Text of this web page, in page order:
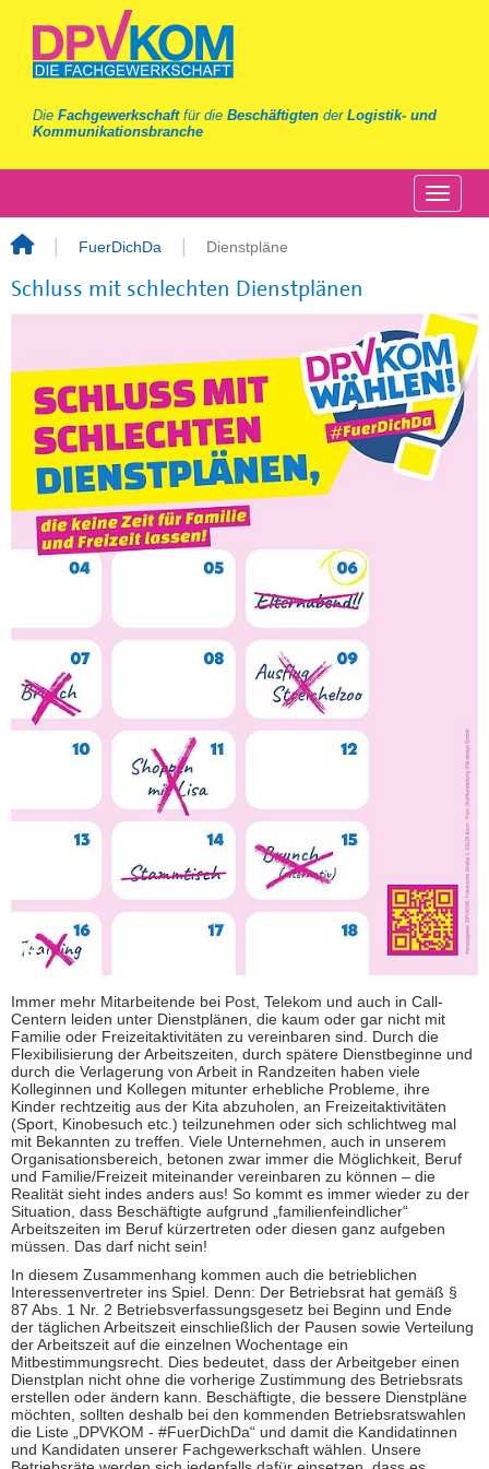
Die Fachgewerkschaftfür die Beschäftigten der Logistik- und
Kommunikationsbranche
FuerDichDa Dienstpläne
Schluss mit schlechten Dienstplänen
Immer mehr Mitarbeitende bei Post, Telekom und auch in Call-
Centern leiden unter Dienstplänen, die kaum oder gar nicht mit
Familie oder Freizeitaktivitäten zu vereinbaren sind. Durch die
Flexibilisierung der Arbeitszeiten, durch spätere Dienstbeginne und
durch die Verlagerung von Arbeit in Randzeiten haben viele
Kolleginnen und Kollegen mitunter erhebliche Probleme, ihre
Kinder rechtzeitig aus der Kita abzuholen, an Freizeitaktivitäten
(Sport, Kinobesuch etc.) teilzunehmen oder sich schlichtweg mal
mit Bekannten zu treffen. Viele Unternehmen, auch in unserem
Organisationsbereich, betonen zwar immer die Möglichkeit, Beruf
und Familie/Freizeit miteinander vereinbaren zu können – die
Realität sieht indes anders aus! So kommt es immer wieder zu der
Situation, dass Beschäftigte aufgrund „familienfeindlicher“
Arbeitszeiten im Beruf kürzertreten oder diesen ganz aufgeben
müssen. Das darf nicht sein!
In diesem Zusammenhang kommen auch die betrieblichen
Interessenvertreter ins Spiel. Denn: Der Betriebsrat hat gemäß §
87 Abs. 1 Nr. 2 Betriebsverfassungsgesetz bei Beginn und Ende
der täglichen Arbeitszeit einschließlich der Pausen sowie Verteilung
der Arbeitszeit auf die einzelnen Wochentage ein
Mitbestimmungsrecht. Dies bedeutet, dass der Arbeitgeber einen
Dienstplan nicht ohne die vorherige Zustimmung des Betriebsrats
erstellen oder ändern kann. Beschäftigte, die bessere Dienstpläne
möchten, sollten deshalb bei den kommenden Betriebsratswahlen
die Liste „DPVKOM - #FuerDichDa“ und damit die Kandidatinnen
und Kandidaten unserer Fachgewerkschaft wählen. Unsere